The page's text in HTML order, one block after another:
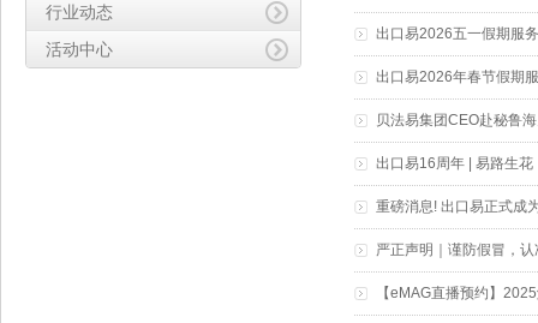
行业动态
活动中心
出口易2026五一假期服
出口易2026年春节假期
贝法易集团CEO赴秘鲁
出口易16周年 | 易路生花
重磅消息! 出口易正式成
严正声明｜谨防假冒，
【eMAG直播预约】